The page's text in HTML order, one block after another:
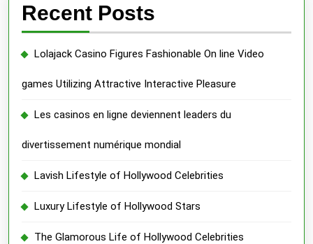
Recent Posts
Lolajack Casino Figures Fashionable On line Video
games Utilizing Attractive Interactive Pleasure
Les casinos en ligne deviennent leaders du
divertissement numérique mondial
Lavish Lifestyle of Hollywood Celebrities
Luxury Lifestyle of Hollywood Stars
The Glamorous Life of Hollywood Celebrities